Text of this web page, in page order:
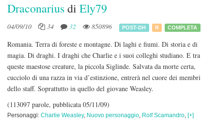
Draconariusdi Ely79
04/09/10 34 32 850896 POST-DH R COMPLETA
Romania. Terra di foreste e montagne. Di laghi e fiumi. Di storia e di
magia. Di draghi. I draghi che Charlie e i suoi colleghi studiano. E tra
queste maestose creature, la piccola Siglinde. Salvata da morte certa,
cucciolo di una razza in via d’estinzione, entrerà nel cuore dei membri
dello staff. Soprattutto in quello del giovane Weasley.
(113097 parole, pubblicata 05/11/09)
Personaggi: Charlie Weasley, Nuovo personaggio, Rolf Scamandro, [+]